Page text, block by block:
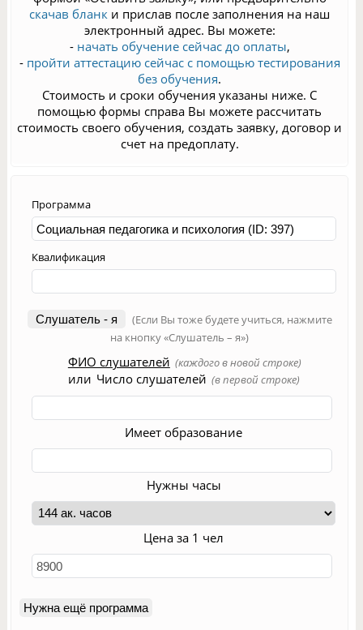
скачав бланк и прислав после заполнения на наш
электронный адрес. Вы можете:
- начать обучение сейчас до оплаты,
- пройти аттестацию сейчас с помощью тестирования
без обучения.
Стоимость и сроки обучения указаны ниже. С
помощью формы справа Вы можете рассчитать
стоимость своего обучения, создать заявку, договор и
счет на предоплату.
Программа
Квалификация
Слушатель - я
(Если Вы тоже будете учиться, нажмите
на кнопку «Слушатель – я»)
ФИО слушателей (каждого в новой строке)
или Число слушателей (в первой строке)
Имеет образование
Нужны часы
Цена за 1 чел
Нужна ещё программа